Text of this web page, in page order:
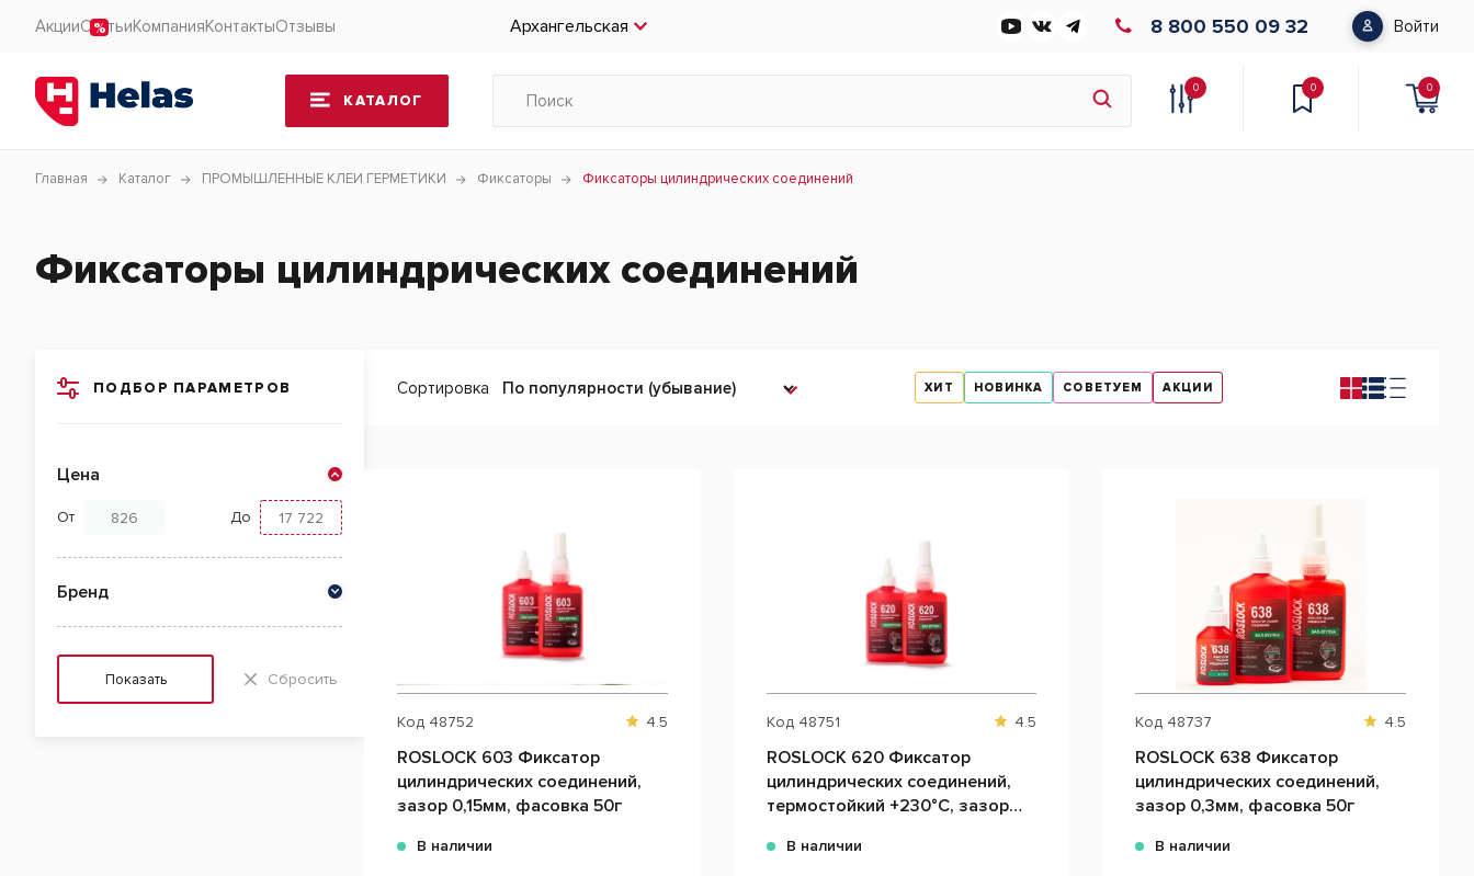
АкцииСтатьиКомпанияКонтактыОтзывы Архангельская 8 800 550 09 32 Войти
КАТАЛОГ
0 0 0
Главная Каталог ПРОМЫШЛЕННЫЕ КЛЕИ ГЕРМЕТИКИ Фиксаторы Фиксаторы цилиндрических соединений
Фиксаторы цилиндрических соединений
ПОДБОР ПАРАМЕТРОВ
Цена
От До
Бренд
Показать Сбросить
Сортировка ХИТ НОВИНКА СОВЕТУЕМ АКЦИИ
Код 48752 4.5
ROSLOCK 603 Фиксатор
цилиндрических соединений,
зазор 0,15мм, фасовка 50г
В наличии
Код 48751 4.5
ROSLOCK 620 Фиксатор
цилиндрических соединений,
термостойкий +230°С, зазор
В наличии
Код 48737 4.5
ROSLOCK 638 Фиксатор
цилиндрических соединений,
зазор 0,3мм, фасовка 50г
В наличии